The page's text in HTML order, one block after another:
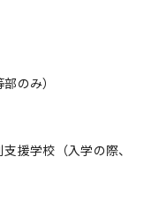
のみ）
援学校（入学の際、